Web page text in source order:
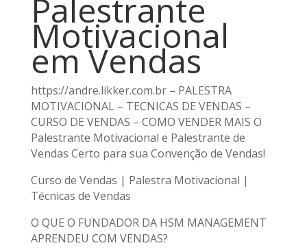
Palestrante
Motivacional
em Vendas
https://andre.likker.com.br – PALESTRA
MOTIVACIONAL – TECNICAS DE VENDAS –
CURSO DE VENDAS – COMO VENDER MAIS O
Palestrante Motivacional e Palestrante de
Vendas Certo para sua Convenção de Vendas!
Curso de Vendas | Palestra Motivacional |
Técnicas de Vendas
O QUE O FUNDADOR DA HSM MANAGEMENT
APRENDEU COM VENDAS?